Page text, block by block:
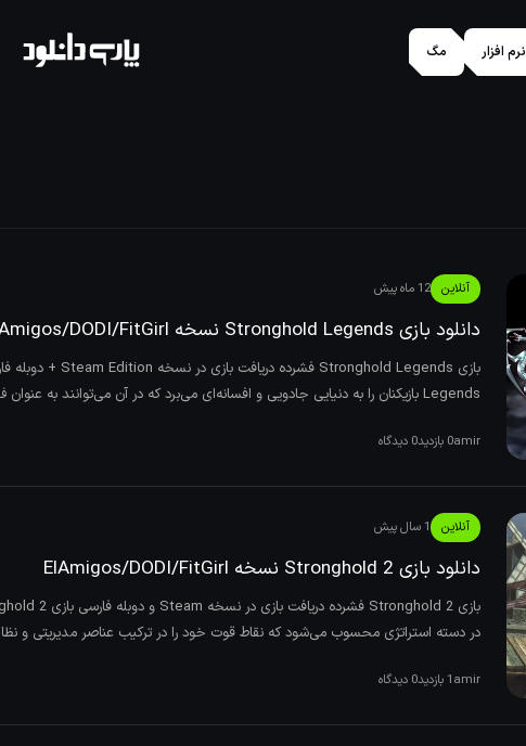
نرم افزار مگ
آنلاین 12 ماه پیش
دانلود بازی Stronghold Legends نسخه ElAmigos/DODI/FitGirl
Legends بازیکنان را به دنیایی جادویی و افسانه‌ای می‌برد که در آن می‌توانند به عنوان ف
amir0 بازدید 0 دیدگاه
آنلاین 1 سال پیش
دانلود بازی Stronghold 2 نسخه ElAmigos/DODI/FitGirl
در دسته استراتژی محسوب می‌شود که نقاط قوت خود را در ترکیب عناصر مدیریتی و نظا
amir1 بازدید 0 دیدگاه